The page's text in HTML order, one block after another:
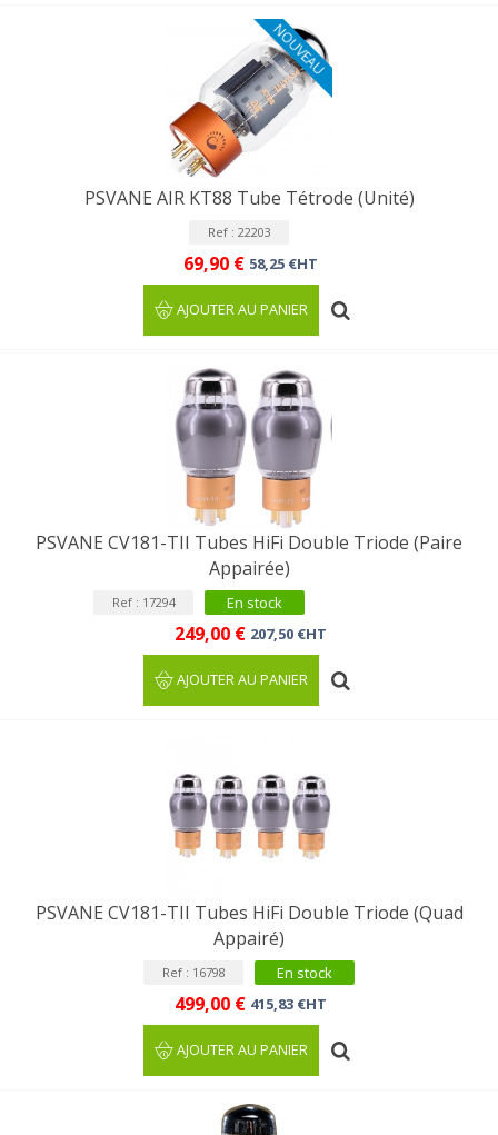
NOUVEAU
PSVANE AIR KT88 Tube Tétrode (Unité)
Ref : 22203
69,90 € 58,25 €HT
AJOUTER AU PANIER
PSVANE CV181-TII Tubes HiFi Double Triode (Paire
Appairée)
Ref : 17294 En stock
249,00 € 207,50 €HT
AJOUTER AU PANIER
PSVANE CV181-TII Tubes HiFi Double Triode (Quad
Appairé)
Ref : 16798 En stock
499,00 € 415,83 €HT
AJOUTER AU PANIER